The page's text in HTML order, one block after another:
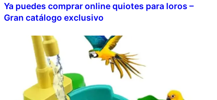
Ya puedes comprar online quiotes para loros –
Gran catálogo exclusivo